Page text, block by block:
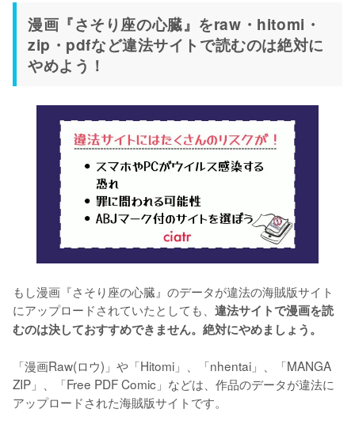
漫画『さそり座の心臓』をraw・hitomi・
zip・pdfなど違法サイトで読むのは絶対に
やめよう！
もし漫画『さそり座の心臓』のデータが違法の海賊版サイト
にアップロードされていたとしても、 違法サイトで漫画を読
むのは決しておすすめできません。絶対にやめましょう。
「漫画Raw(ロウ)」や「Hitomi」、「nhentai」、「MANGA
ZIP」、「Free PDF Comic」などは、作品のデータが違法に
アップロードされた海賊版サイトです。